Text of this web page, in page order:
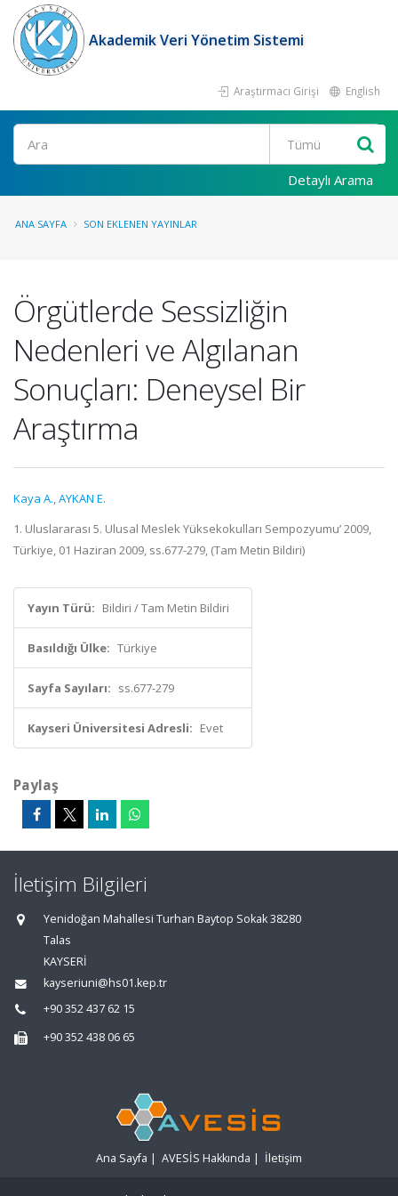
Akademik Veri Yönetim Sistemi
Araştırmacı Girişi English
Ara
Detaylı Arama
ANA SAYFA SON EKLENEN YAYINLAR
Örgütlerde Sessizliğin
Nedenleri ve Algılanan
Sonuçları: Deneysel Bir
Araştırma
Kaya A.,AYKAN E.
1. Uluslararası 5. Ulusal Meslek Yüksekokulları Sempozyumu’ 2009,
Türkiye, 01 Haziran 2009, ss.677-279, (Tam Metin Bildiri)
Yayın Türü: Bildiri / Tam Metin Bildiri
Basıldığı Ülke: Türkiye
Sayfa Sayıları: ss.677-279
Kayseri Üniversitesi Adresli: Evet
Paylaş
İletişim Bilgileri
Yenidoğan Mahallesi Turhan Baytop Sokak 38280
Talas
KAYSERİ
kayseriuni@hs01.kep.tr
+90 352 437 62 15
+90 352 438 06 65
Ana Sayfa | AVESİS Hakkında | İletişim